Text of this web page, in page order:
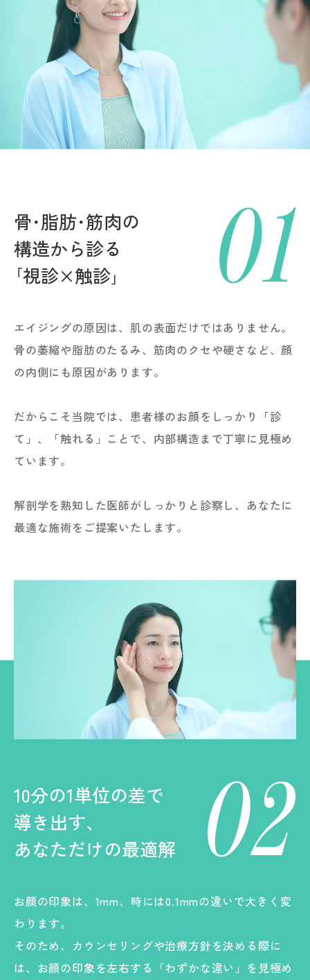
骨･脂肪･筋肉の
構造から診る
｢視診×触診｣
エイジングの原因は、肌の表面だけではありません。
骨の萎縮や脂肪のたるみ、筋肉のクセや硬さなど、顔
の内側にも原因があります。
だからこそ当院では、患者様のお顔をしっかり「診
て」、「触れる」ことで、内部構造まで丁寧に見極め
ています。
解剖学を熟知した医師がしっかりと診察し、あなたに
最適な施術をご提案いたします。
10分の1単位の差で
導き出す、
あなただけの最適解
お顔の印象は、1mm、時には0.1mmの違いで大きく変
わります。
そのため、カウンセリングや治療方針を決める際に
は、お顔の印象を左右する「わずかな違い」を見極め